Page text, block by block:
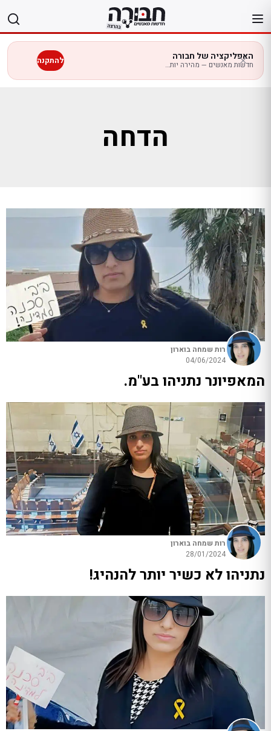
לתוכן
האפליקציה של חבורה
חדשות מאנשים — מהירה יותר בנייד להתקנה
הדחה
רות שמחה בוארון
04/06/2024
המאפיונר נתניהו בע"מ.
רות שמחה בוארון
28/01/2024
נתניהו לא כשיר יותר להנהיג!